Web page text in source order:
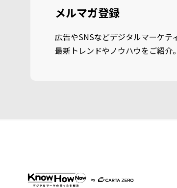
メルマガ登録
広告やSNSなどデジタルマーケテ
最新トレンドやノウハウをご紹介。